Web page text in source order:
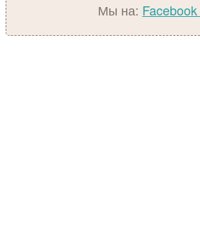
Мы на: Facebook